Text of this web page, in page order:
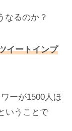
なるのか？
イートインプ
ーが1500人ほ
いうことで